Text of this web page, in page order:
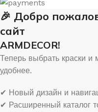
🎉 Добро
сайт
ARMDECOR!
Теперь выбрать краски
удобнее.
✔ Новый дизайн и
✔ Расширенный каталог